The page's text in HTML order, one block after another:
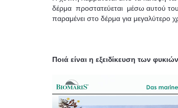
δέρμα προστατεύεται μέσω αυτού
παραμένει στο δέρμα για μεγαλύτερο
Ποιά είναι η εξειδίκευση των